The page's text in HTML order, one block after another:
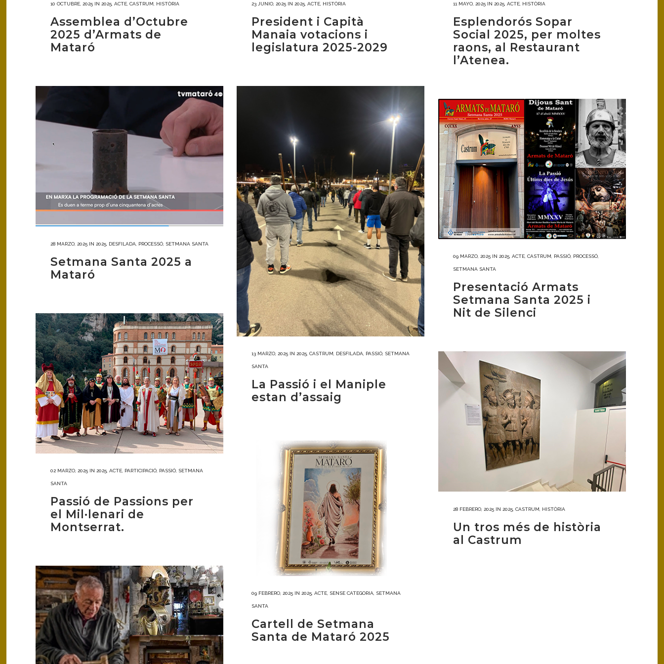
10 OCTUBRE, 2025 IN 2025, ACTE, CASTRUM, HISTÒRIA
Assemblea d’Octubre
2025 d’Armats de
Mataró
23 JUNIO, 2025 IN 2025, ACTE, HISTÒRIA
President i Capità
Manaia votacions i
legislatura 2025-2029
11 MAYO, 2025 IN 2025, ACTE, HISTÒRIA
Esplendorós Sopar
Social 2025, per moltes
raons, al Restaurant
l’Atenea.
28 MARZO, 2025 IN 2025, DESFILADA, PROCESSÓ, SETMANA SANTA
Setmana Santa 2025 a
Mataró
13 MARZO, 2025 IN 2025, CASTRUM, DESFILADA, PASSIÓ, SETMANA
SANTA
La Passió i el Maniple
estan d’assaig
09 MARZO, 2025 IN 2025, ACTE, CASTRUM, PASSIÓ, PROCESSÓ,
SETMANA SANTA
Presentació Armats
Setmana Santa 2025 i
Nit de Silenci
02 MARZO, 2025 IN 2025, ACTE, PARTICIPACIÓ, PASSIÓ, SETMANA
SANTA
Passió de Passions per
el Mil·lenari de
Montserrat.
28 FEBRERO, 2025 IN 2025, CASTRUM, HISTÒRIA
Un tros més de història
al Castrum
09 FEBRERO, 2025 IN 2025, ACTE, SENSE CATEGORIA, SETMANA
SANTA
Cartell de Setmana
Santa de Mataró 2025